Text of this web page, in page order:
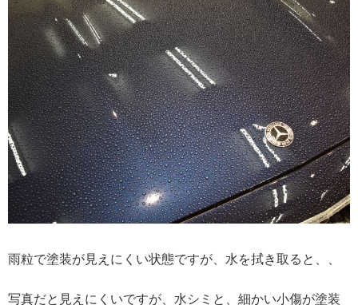
雨粒で塗装が見えにくい状態ですが、水を拭き取ると、、
写真だと見えにくいですが、水シミと、細かい小傷が塗装